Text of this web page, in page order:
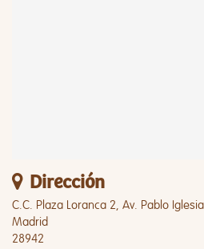
Dirección
C.C. Plaza Loranca 2, Av. Pablo
Madrid
28942